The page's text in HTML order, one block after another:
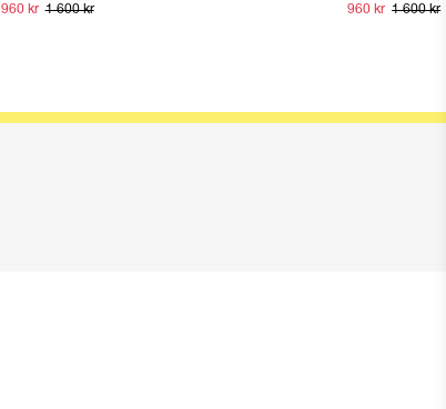
960 kr 1 600 kr 960 kr 1 600 kr